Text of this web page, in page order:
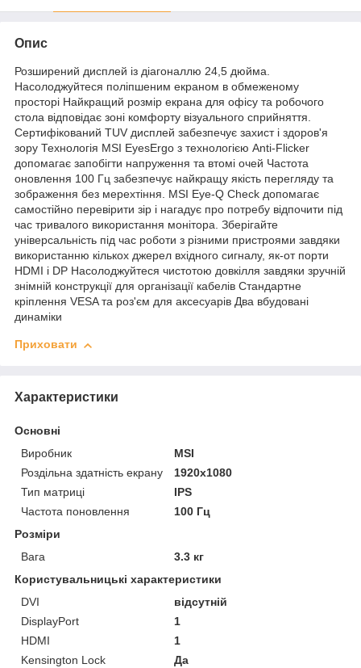
Опис
Розширений дисплей із діагоналлю 24,5 дюйма.
Насолоджуйтеся поліпшеним екраном в обмеженому
просторі Найкращий розмір екрана для офісу та робочого
стола відповідає зоні комфорту візуального сприйняття.
Сертифікований TUV дисплей забезпечує захист і здоров'я
зору Технологія MSI EyesErgo з технологією Anti-Flicker
допомагає запобігти напруження та втомі очей Частота
оновлення 100 Гц забезпечує найкращу якість перегляду та
зображення без мерехтіння. MSI Eye-Q Check допомагає
самостійно перевірити зір і нагадує про потребу відпочити під
час тривалого використання монітора. Зберігайте
універсальність під час роботи з різними пристроями завдяки
використанню кількох джерел вхідного сигналу, як-от порти
HDMI і DP Насолоджуйтеся чистотою довкілля завдяки зручній
знімній конструкції для організації кабелів Стандартне
кріплення VESA та роз'єм для аксесуарів Два вбудовані
динаміки
Приховати
Характеристики
Основні
Виробник
MSI
Роздільна здатність екрану
1920x1080
Тип матриці
IPS
Частота поновлення
100 Гц
Розміри
Вага
3.3 кг
Користувальницькі характеристики
DVI
відсутній
DisplayPort
1
HDMI
1
Kensington Lock
Да